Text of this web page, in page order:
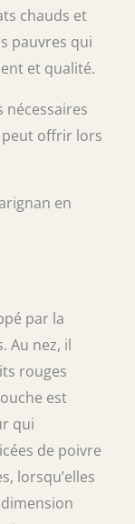
chauds et
pauvres qui
et qualité.
nécessaires
offrir lors
en
par la
Au nez, il
rouges
est
qui
de poivre
lorsqu’elles